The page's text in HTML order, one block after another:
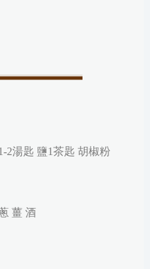
2湯匙 鹽1茶匙 胡椒粉
薑 酒